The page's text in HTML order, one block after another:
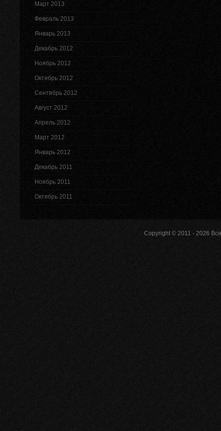
Март 2013
Февраль 2013
Январь 2013
Декабрь 2012
Ноябрь 2012
Октябрь 2012
Сентябрь 2012
Август 2012
Апрель 2012
Март 2012
Январь 2012
Декабрь 2011
Ноябрь 2011
Октябрь 2011
Copyright © 2011 - 2026